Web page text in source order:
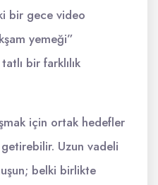
bir gece video
yemeği”
bir farklılık
için ortak hedefler
Uzun vadeli
belki birlikte